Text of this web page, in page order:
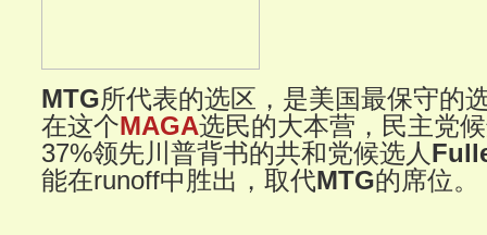
MTG所代表的选区，是美国最保守的
在这个MAGA选民的大本营，民主党
37%领先川普背书的共和党候选人
能在runoff中胜出，取代MTG的席位。